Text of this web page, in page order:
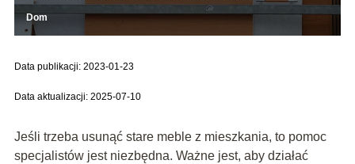
Dom
Data publikacji: 2023-01-23
Data aktualizacji: 2025-07-10
Jeśli trzeba usunąć stare meble z mieszkania, to pomoc
specjalistów jest niezbędna. Ważne jest, aby działać